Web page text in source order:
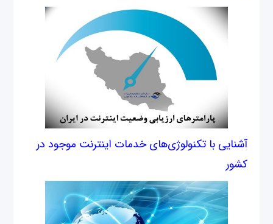
آشنایی با تکنولوژی‌های خدمات اینترنت موجود در
کشور